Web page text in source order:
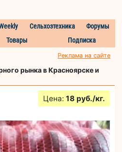
Сельхозтехника
Форумы
Товары Подписка
Реклама на сайте
рынка в Красноярске и
Цена: 18 руб./кг.